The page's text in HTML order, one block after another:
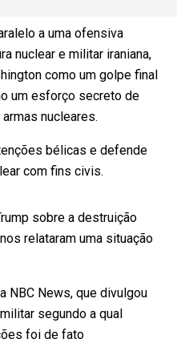
a uma ofensiva
nuclear e militar iraniana,
como um golpe final
um esforço secreto de
nucleares.
bélicas e defende
com fins civis.
sobre a destruição
relataram uma situação
NBC News, que divulgou
segundo a qual
foi de fato